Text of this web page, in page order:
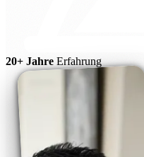
20+ Jahre Erfahrung